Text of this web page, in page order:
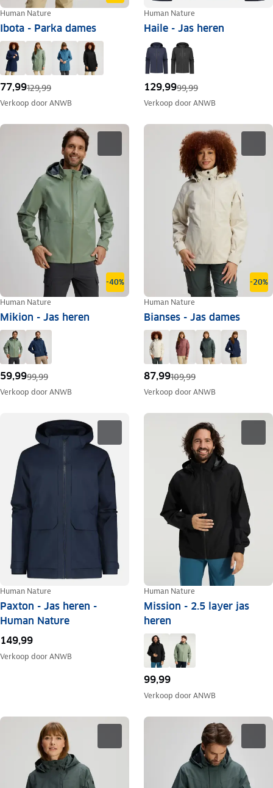
Human Nature
Ibota - Parka dames
77,99129,99
Verkoop doorANWB
Human Nature
Haile - Jas heren
129,9999,99
Verkoop doorANWB
-40%
Human Nature
Mikion - Jas heren
59,9999,99
Verkoop doorANWB
-20%
Human Nature
Bianses - Jas dames
87,99109,99
Verkoop doorANWB
Human Nature
Paxton - Jas heren -
Human Nature
149,99
Verkoop doorANWB
Human Nature
Mission - 2.5 layer jas
heren
99,99
Verkoop doorANWB